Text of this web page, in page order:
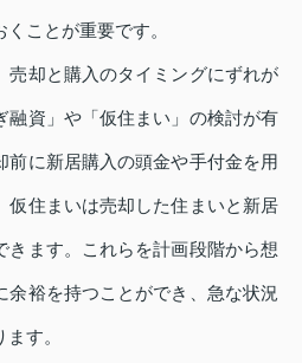
ことが重要です。
売却と購入のタイミングにずれが
融資」や「仮住まい」の検討が有
前に新居購入の頭金や手付金を用
仮住まいは売却した住まいと新居
きます。これらを計画段階から想
余裕を持つことができ、急な状況
す。